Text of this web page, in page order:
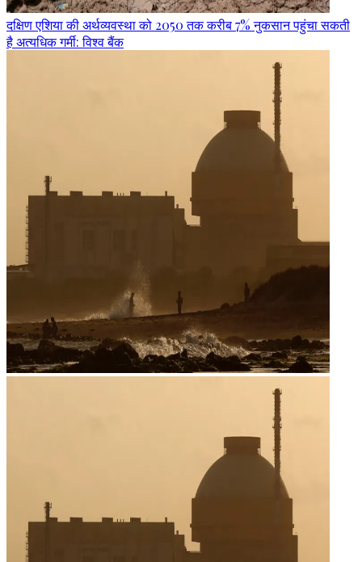
दक्षिण एशिया की अर्थव्यवस्था को 2050 तक करीब 7% नुकसान पहुंचा सकती
है अत्यधिक गर्मी: विश्व बैंक